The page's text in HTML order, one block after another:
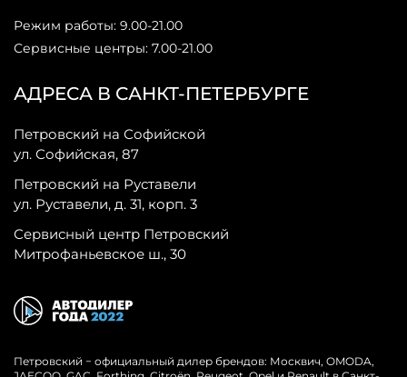
АДРЕСА В САНКТ-ПЕТЕРБУРГЕ
Петровский на Софийской
ул. Софийская, 87
Петровский на Руставели
ул. Руставели, д. 31, корп. 3
Сервисный центр Петровский
Митрофаньевское ш., 30
Режим работы: 9.00-21.00
Сервисные центры: 7.00-21.00
Петровский − официальный дилер брендов: Москвич, OMODA,